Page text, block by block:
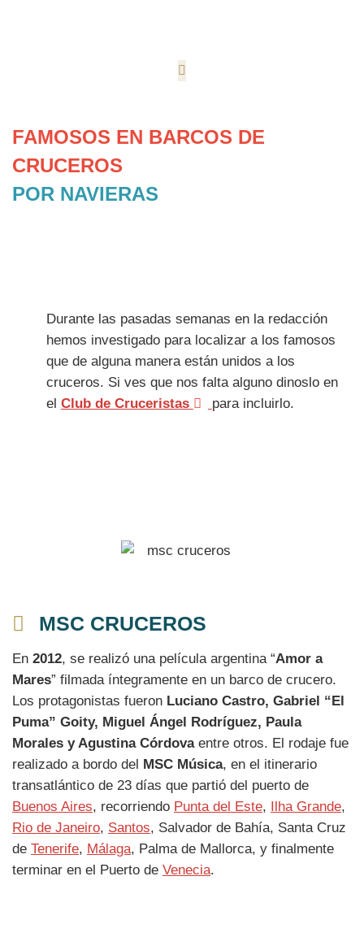
FAMOSOS EN BARCOS DE
CRUCEROS
POR NAVIERAS
Durante las pasadas semanas en la redacción
hemos investigado para localizar a los famosos
que de alguna manera están unidos a los
cruceros. Si ves que nos falta alguno dinoslo en
el Club de Cruceristas para incluirlo.
MSC CRUCEROS
En 2012, se realizó una película argentina “Amor a
Mares” filmada íntegramente en un barco de crucero.
Los protagonistas fueron Luciano Castro, Gabriel “El
Puma” Goity, Miguel Ángel Rodríguez, Paula
Morales y Agustina Córdovaentre otros. El rodaje fue
realizado a bordo del MSC Música, en el itinerario
transatlántico de 23 días que partió del puerto de
Buenos Aires, recorriendo Punta del Este, Ilha Grande,
Rio de Janeiro, Santos, Salvador de Bahía, Santa Cruz
de Tenerife, Málaga, Palma de Mallorca, y finalmente
terminar en el Puerto de Venecia.